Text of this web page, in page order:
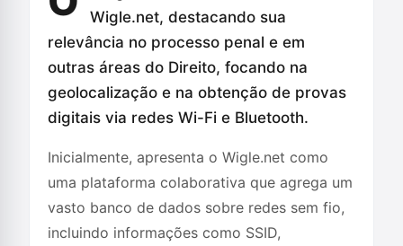
Wigle.net, destacando sua
relevância no processo penal e em
outras áreas do Direito, focando na
geolocalização e na obtenção de provas
digitais via redes Wi-Fi e Bluetooth.
Inicialmente, apresenta o Wigle.net como
uma plataforma colaborativa que agrega um
vasto banco de dados sobre redes sem fio,
incluindo informações como SSID,